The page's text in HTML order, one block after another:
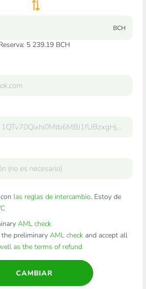
BCH
5 239.19 BCH
las reglas de intercambio. Estoy de
AML check
preliminary AML checkand accept all
as the terms of refund
CAMBIAR